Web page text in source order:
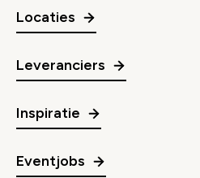
Locaties
Leveranciers
Inspiratie
Eventjobs